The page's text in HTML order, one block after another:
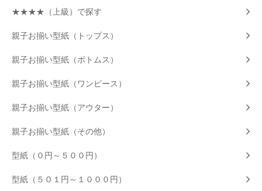
★★★★（上級）で探す
親子お揃い型紙（トップス）
親子お揃い型紙（ボトムス）
親子お揃い型紙（ワンピース）
親子お揃い型紙（アウター）
親子お揃い型紙（その他）
型紙（０円～５００円）
型紙（５０１円～１０００円）